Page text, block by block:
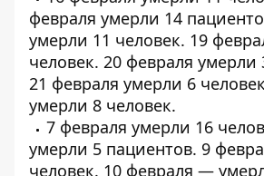
февраля умерли 14
умерли 11 человек. 19
человек. 20 февраля умерли
21 февраля умерли 6 человек
умерли 8 человек.
7 февраля умерли 16
умерли 5 пациентов. 9
человек. 10 февраля —